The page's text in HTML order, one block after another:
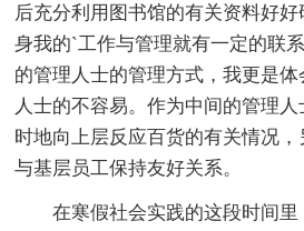
后充分利用图书馆的有关资料好
身我的`工作与管理就有一定的联
的管理人士的管理方式，我更是
人士的不容易。作为中间的管理
时地向上层反应百货的有关情况
与基层员工保持友好关系。
在寒假社会实践的这段时间里